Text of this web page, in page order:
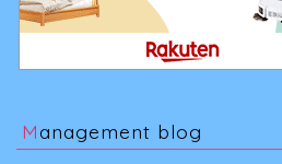
Management blog